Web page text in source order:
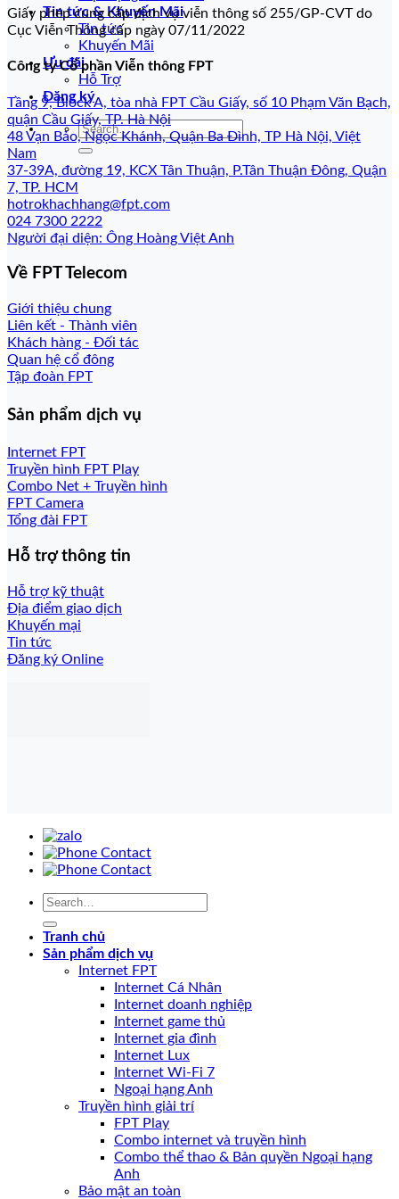
Tin tức & Khuyến Mãi
Tin tức
Khuyến Mãi
Ưu đãi
Hỗ Trợ
Đăng ký
Giấy phép cung cấp dịch vụ viễn thông số 255/GP-CVT do
Cục Viễn Thông cấp ngày 07/11/2022
Công ty Cổ phần Viễn thông FPT
Tầng 9, Block A, tòa nhà FPT Cầu Giấy, số 10 Phạm Văn Bạch,
quận Cầu Giấy, TP. Hà Nội
48 Vạn Bảo, Ngọc Khánh, Quận Ba Đình, TP Hà Nội, Việt
Nam
37-39A, đường 19, KCX Tân Thuận, P.Tân Thuận Đông, Quận
7, TP. HCM
hotrokhachhang@fpt.com
024 7300 2222
Người đại diện: Ông Hoàng Việt Anh
Về FPT Telecom
Giới thiệu chung
Liên kết - Thành viên
Khách hàng - Đối tác
Quan hệ cổ đông
Tập đoàn FPT
Sản phẩm dịch vụ
Internet FPT
Truyền hình FPT Play
Combo Net + Truyền hình
FPT Camera
Tổng đài FPT
Hỗ trợ thông tin
Hỗ trợ kỹ thuật
Địa điểm giao dịch
Khuyến mại
Tin tức
Đăng ký Online
Tranh chủ
Sản phẩm dịch vụ
Internet FPT
Internet Cá Nhân
Internet doanh nghiệp
Internet game thủ
Internet gia đình
Internet Lux
Internet Wi-Fi 7
Ngoại hạng Anh
Truyền hình giải trí
FPT Play
Combo internet và truyền hình
Combo thể thao & Bản quyền Ngoại hạng
Anh
Bảo mật an toàn